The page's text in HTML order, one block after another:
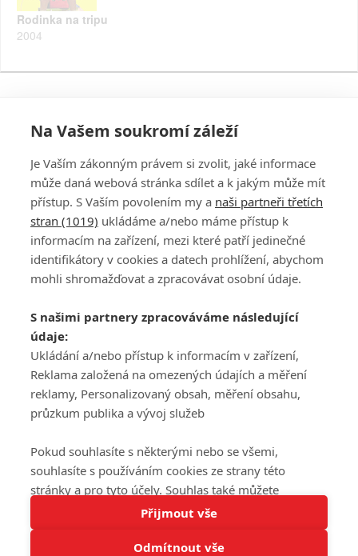
Tato stránka používá soubory cookies.
Rodinka na tripu
2004
PŘIHLÁSIT
REGISTROVAT
DISKUZE
Šéfredaktorkou webu jePetr Slavík, e-mailserialy@fandimefilmu.cz
Máte-li zájem o inzerci na našem webu napište nám na e-mail
studio@koncal.com
Ochrana osobních údajů|Zásady používání cookies |Pravidla webu
Upravit nastavení soukromí
© 2016 – 2026 FandimeSerialum.cz / All rights reserved /
Na Vašem soukromí záleží
Je Vaším zákonným právem si zvolit, jaké informace
může daná webová stránka sdílet a k jakým může mít
přístup. S Vaším povolením my a naši partneři třetích
stran (1019) ukládáme a/nebo máme přístup k
informacím na zařízení, mezi které patří jedinečné
identifikátory v cookies a datech prohlížení, abychom
mohli shromažďovat a zpracovávat osobní údaje.
S našimi partnery zpracováváme následující
údaje:
Ukládání a/nebo přístup k informacím v zařízení,
Reklama založená na omezených údajích a měření
reklamy, Personalizovaný obsah, měření obsahu,
průzkum publika a vývoj služeb
Pokud souhlasíte s některými nebo se všemi,
souhlasíte s používáním cookies ze strany této
stránky a pro tyto účely. Souhlas také můžete
odmítnout, ale v takovém případě vám na stránce
nebudou k dispozici některé personalizované funkce.
Vaše volby souhlasu se budou vztahovat pouze na
Přijmout vše
Odmítnout vše